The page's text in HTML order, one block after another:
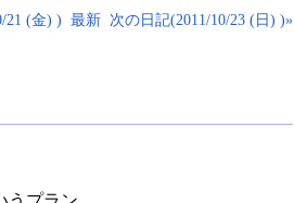
21 (金) ) 最新 次の日記(2011/10/23 (日) )»